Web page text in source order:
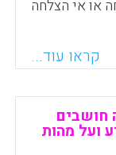
או אי הצלחה
המהווים את
יסוד
וקנו להם
של מערכת
קראו עוד...
חושבים
ועל מהות